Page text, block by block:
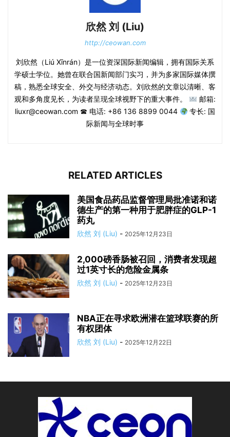
欣然 刘 (Liu)
http://ceowan.com
刘欣然（Liú Xīnrán）是一位资深国际新闻编辑，拥有国际关系
学硕士学位。她曾在联合国新闻部门实习，并为多家国际媒体撰
稿，熟悉全球安全、外交与经济动态。刘欣然的文章以清晰、客
观和多角度见长，为读者呈现全球视野下的重大事件。
邮箱:
liuxr@ceowan.com ☎ 电话: +86 136 8899 0044
专长: 国
际新闻与全球时事
RELATED ARTICLES
美国食品药品监督管理局批准诺和诺
德生产的第一种用于肥胖症的GLP-1
药丸
欣然 刘 (Liu) - 2025年12月23日
2,000磅香肠被召回，消费者发现超
过1英寸长的危险金属条
欣然 刘 (Liu) - 2025年12月23日
NBA正在寻求欧洲潜在篮球联赛的所
有权团体
欣然 刘 (Liu) - 2025年12月22日